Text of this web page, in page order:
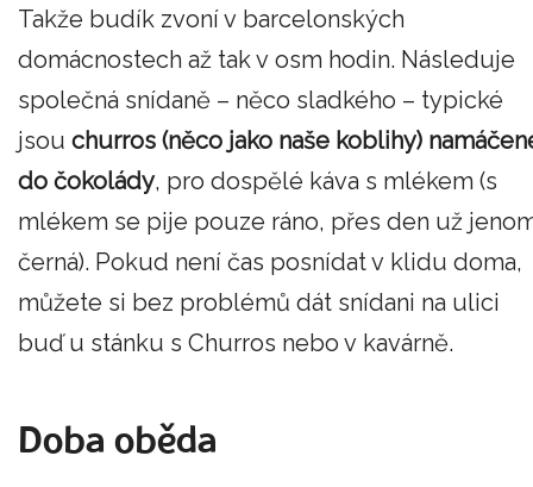
Takže budík zvoní v barcelonských
domácnostech až tak v osm hodin. Následuje
společná snídaně – něco sladkého – typické
jsou churros (něco jako naše koblihy)
do čokolády, pro dospělé káva s mlékem (s
mlékem se pije pouze ráno, přes den už
černá). Pokud není čas posnídat v klidu doma,
můžete si bez problémů dát snídani na ulici
buď u stánku s Churros nebo v kavárně.
Doba oběda